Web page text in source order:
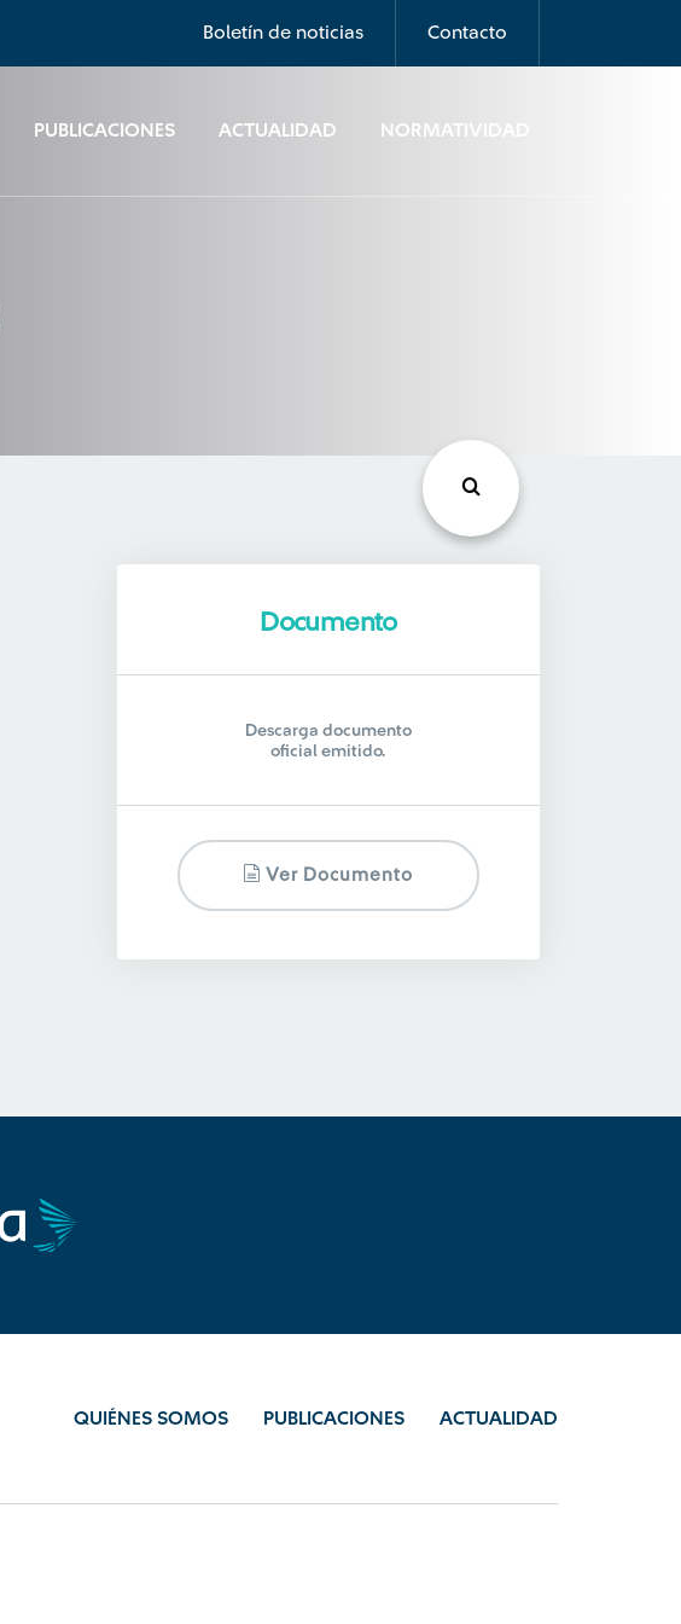
Boletín de noticias Contacto
PUBLICACIONES ACTUALIDAD NORMATIVIDAD
Documento
Descarga documento
oficial emitido.
Ver Documento
QUIÉNES SOMOS PUBLICACIONES ACTUALIDAD